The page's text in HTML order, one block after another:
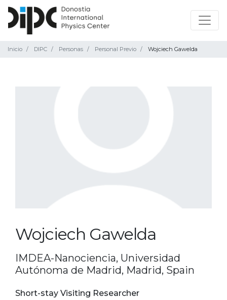
Inicio DIPC Personas Personal Previo Wojciech Gawelda
Wojciech Gawelda
IMDEA-Nanociencia, Universidad
Autónoma de Madrid, Madrid, Spain
Short-stay Visiting Researcher